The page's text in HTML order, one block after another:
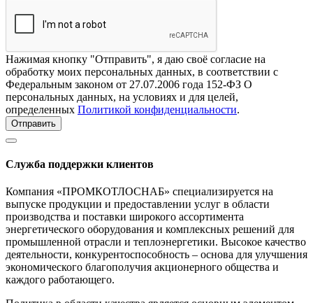
Нажимая кнопку "Отправить", я даю своё согласие на
обработку моих персональных данных, в соответствии с
Федеральным законом от 27.07.2006 года 152-ФЗ О
персональных данных, на условиях и для целей,
определенных Политикой конфиденциальности.
Отправить
Служба поддержки клиентов
Компания «ПРОМКОТЛОСНАБ» специализируется на
выпуске продукции и предоставлении услуг в области
производства и поставки широкого ассортимента
энергетического оборудования и комплексных решений для
промышленной отрасли и теплоэнергетики. Высокое качество
деятельности, конкурентоспособность – основа для улучшения
экономического благополучия акционерного общества и
каждого работающего.